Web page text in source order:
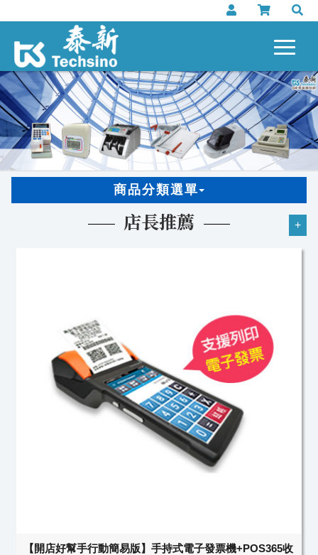
商品分類選單
店長推薦 +
【開店好幫手行動簡易版】手持式電子發票機+POS365收